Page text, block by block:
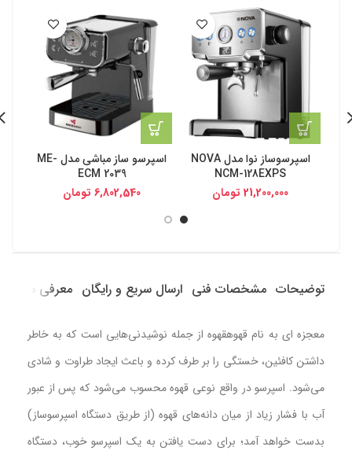
اسپرسوساز نوا مدل NOVA
NCM-128EXPS
21,200,000 تومان
اسپرسو ساز مباشی مدل ME-
ECM 2039
6,802,540 تومان
توضیحات مشخصات فنی ارسال سریع و رایگان معرفی
معجزه ای به نام قهوهقهوه از جمله نوشیدنی‌هایی است که به خاطر
داشتن کافئین، خستگی را بر طرف کرده و باعث ایجاد طراوت و شادی
می‌شود. اسپرسو در واقع نوعی قهوه محسوب می‌شود که پس از عبور
آب با فشار زیاد از میان دانه‌های قهوه (از طریق دستگاه اسپرسوساز)
بدست خواهد آمد؛ برای دست یافتن به یک اسپرسو خوب، دستگاه